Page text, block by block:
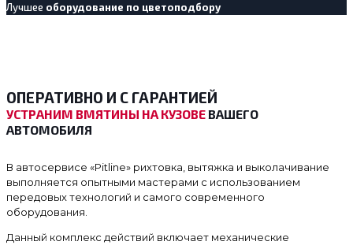
Лучшее оборудование по цветоподбору
ОПЕРАТИВНО И С ГАРАНТИЕЙ
УСТРАНИМ ВМЯТИНЫ НА КУЗОВЕВАШЕГО
АВТОМОБИЛЯ
В автосервисе «Pitline» рихтовка, вытяжка и выколачивание
выполняется опытными мастерами с использованием
передовых технологий и самого современного
оборудования.
Данный комплекс действий включает механические